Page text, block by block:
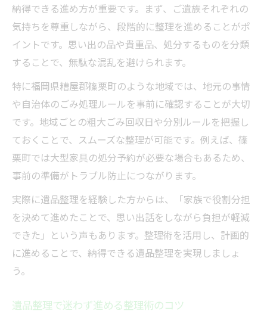
納得できる進め方が重要です。まず、ご遺族それぞれの
気持ちを尊重しながら、段階的に整理を進めることがポ
イントです。思い出の品や貴重品、処分するものを分類
することで、無駄な混乱を避けられます。
特に福岡県糟屋郡篠栗町のような地域では、地元の事情
や自治体のごみ処理ルールを事前に確認することが大切
です。地域ごとの粗大ごみ回収日や分別ルールを把握し
ておくことで、スムーズな整理が可能です。例えば、篠
栗町では大型家具の処分予約が必要な場合もあるため、
事前の準備がトラブル防止につながります。
実際に遺品整理を経験した方からは、「家族で役割分担
を決めて進めたことで、思い出話をしながら負担が軽減
できた」という声もあります。整理術を活用し、計画的
に進めることで、納得できる遺品整理を実現しましょ
う。
遺品整理で迷わず進める整理術のコツ